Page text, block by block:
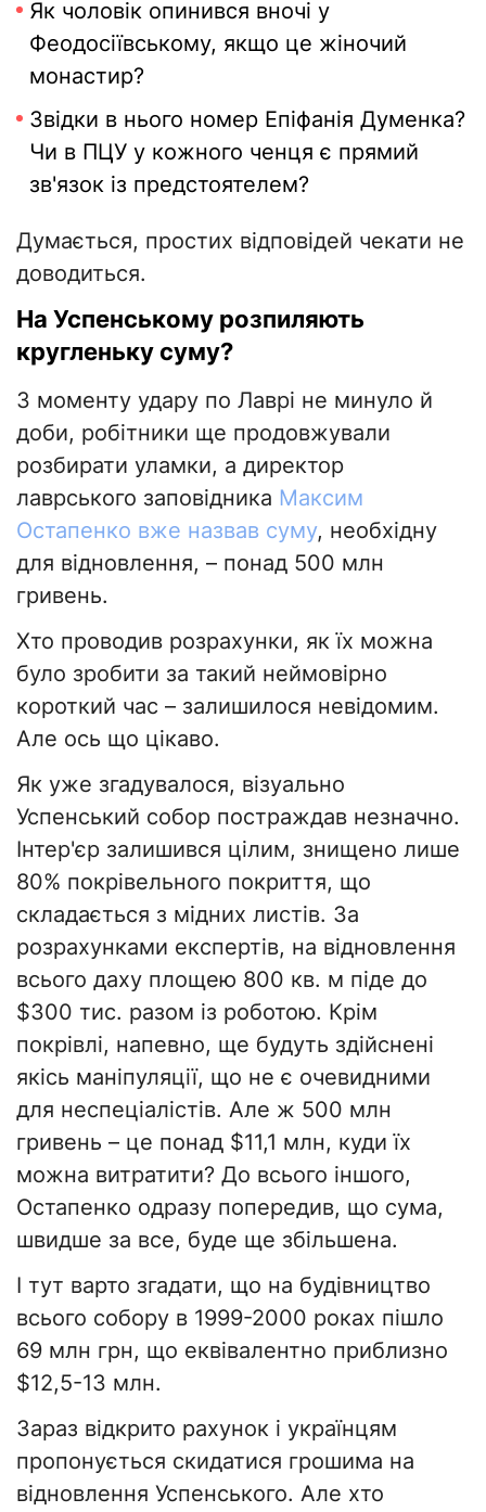
Як чоловік опинився вночі у
Феодосіївському, якщо це жіночий
монастир?
Звідки в нього номер Епіфанія Думенка?
Чи в ПЦУ у кожного ченця є прямий
зв'язок із предстоятелем?
Думається, простих відповідей чекати не
доводиться.
На Успенському розпиляють
кругленьку суму?
З моменту удару по Лаврі не минуло й
доби, робітники ще продовжували
розбирати уламки, а директор
лаврського заповідника Максим
Остапенко вже назвав суму, необхідну
для відновлення, – понад 500 млн
гривень.
Хто проводив розрахунки, як їх можна
було зробити за такий неймовірно
короткий час – залишилося невідомим.
Але ось що цікаво.
Як уже згадувалося, візуально
Успенський собор постраждав незначно.
Інтер'єр залишився цілим, знищено лише
80% покрівельного покриття, що
складається з мідних листів. За
розрахунками експертів, на відновлення
всього даху площею 800 кв. м піде до
$300 тис. разом із роботою. Крім
покрівлі, напевно, ще будуть здійснені
якісь маніпуляції, що не є очевидними
для неспеціалістів. Але ж 500 млн
гривень – це понад $11,1 млн, куди їх
можна витратити? До всього іншого,
Остапенко одразу попередив, що сума,
швидше за все, буде ще збільшена.
І тут варто згадати, що на будівництво
всього собору в 1999-2000 роках пішло
69 млн грн, що еквівалентно приблизно
$12,5-13 млн.
Зараз відкрито рахунок і українцям
пропонується скидатися грошима на
відновлення Успенського. Але хто